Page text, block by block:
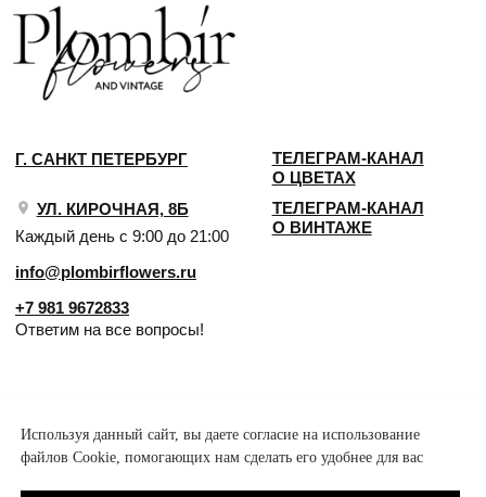
Используя данный сайт, вы даете согласие на использование
файлов Cookie, помогающих нам сделать его удобнее для вас